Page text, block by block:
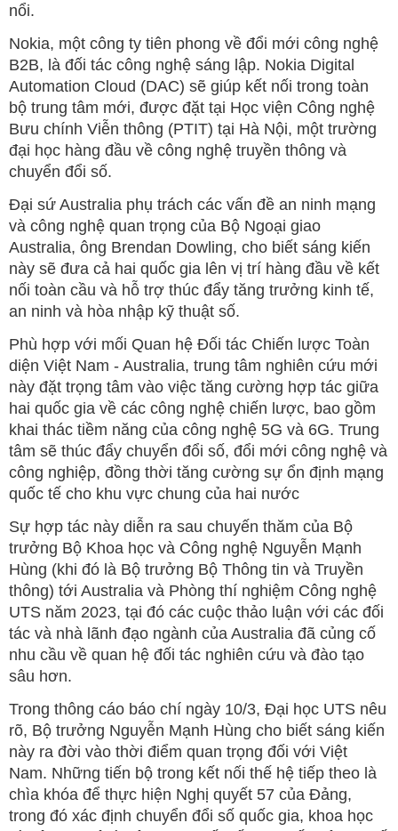
nổi.
Nokia, một công ty tiên phong về đổi mới công nghệ
B2B, là đối tác công nghệ sáng lập. Nokia Digital
Automation Cloud (DAC) sẽ giúp kết nối trong toàn
bộ trung tâm mới, được đặt tại Học viện Công nghệ
Bưu chính Viễn thông (PTIT) tại Hà Nội, một trường
đại học hàng đầu về công nghệ truyền thông và
chuyển đổi số.
Đại sứ Australia phụ trách các vấn đề an ninh mạng
và công nghệ quan trọng của Bộ Ngoại giao
Australia, ông Brendan Dowling, cho biết sáng kiến
này sẽ đưa cả hai quốc gia lên vị trí hàng đầu về kết
nối toàn cầu và hỗ trợ thúc đẩy tăng trưởng kinh tế,
an ninh và hòa nhập kỹ thuật số.
Phù hợp với mối Quan hệ Đối tác Chiến lược Toàn
diện Việt Nam - Australia, trung tâm nghiên cứu mới
này đặt trọng tâm vào việc tăng cường hợp tác giữa
hai quốc gia về các công nghệ chiến lược, bao gồm
khai thác tiềm năng của công nghệ 5G và 6G. Trung
tâm sẽ thúc đẩy chuyển đổi số, đổi mới công nghệ và
công nghiệp, đồng thời tăng cường sự ổn định mạng
quốc tế cho khu vực chung của hai nước
Sự hợp tác này diễn ra sau chuyến thăm của Bộ
trưởng Bộ Khoa học và Công nghệ Nguyễn Mạnh
Hùng (khi đó là Bộ trưởng Bộ Thông tin và Truyền
thông) tới Australia và Phòng thí nghiệm Công nghệ
UTS năm 2023, tại đó các cuộc thảo luận với các đối
tác và nhà lãnh đạo ngành của Australia đã củng cố
nhu cầu về quan hệ đối tác nghiên cứu và đào tạo
sâu hơn.
Trong thông cáo báo chí ngày 10/3, Đại học UTS nêu
rõ, Bộ trưởng Nguyễn Mạnh Hùng cho biết sáng kiến
này ra đời vào thời điểm quan trọng đối với Việt
Nam. Những tiến bộ trong kết nối thế hệ tiếp theo là
chìa khóa để thực hiện Nghị quyết 57 của Đảng,
trong đó xác định chuyển đổi số quốc gia, khoa học